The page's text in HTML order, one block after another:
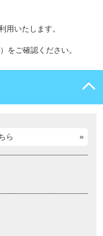
いたします。
をご確認ください。
ら